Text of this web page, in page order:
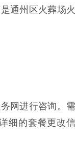
通州区火葬场火
网进行咨询。需
细的套餐更改信